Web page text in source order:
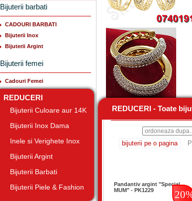
Bijuterii barbati
CADOURI BARBATI
Bijuterii Inox
Bijuterii Argint
Bijuterii femei
Cadouri Femei
REDUCERI
Bijuterii Culoare aur 14K
Bijuterii Inox Dama
Inele si Verighete Inox
Bijuterii Argint
Bijuterii Barbati
Bijuterii Piele & Fashion
REDUCERI - Toate
REDUCERI - Toate
bijuterii pe o pagina
Pandantiv argint "Special
MUM" - PK1229